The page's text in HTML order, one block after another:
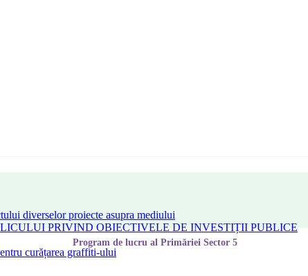
diverselor proiecte asupra mediului
PRIVIND OBIECTIVELE DE INVESTIȚII PUBLICE
curățarea graffiti-ului
Program de lucru al Primăriei Sector 5